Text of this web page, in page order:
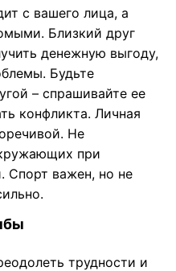
с вашего лица, а
Близкий друг
денежную выгоду,
Будьте
– спрашивайте ее
конфликта. Личная
Не
при
Спорт важен, но не
трудности и